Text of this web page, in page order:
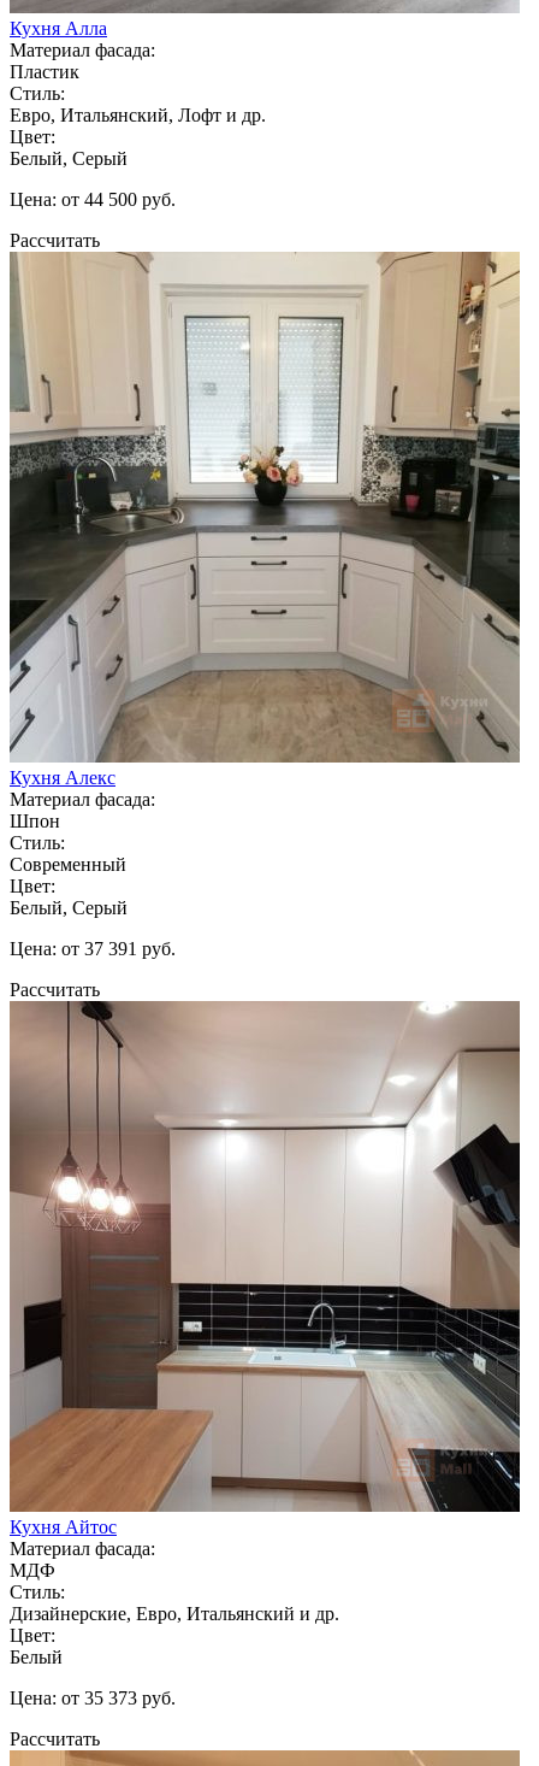
Кухня Алла
Материал фасада:
Пластик
Стиль:
Евро, Итальянский, Лофт и др.
Цвет:
Белый, Серый
Цена: от 44 500 руб.
Рассчитать
Кухня Алекс
Материал фасада:
Шпон
Стиль:
Современный
Цвет:
Белый, Серый
Цена: от 37 391 руб.
Рассчитать
Кухня Айтос
Материал фасада:
МДФ
Стиль:
Дизайнерские, Евро, Итальянский и др.
Цвет:
Белый
Цена: от 35 373 руб.
Рассчитать